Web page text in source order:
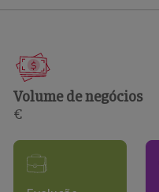
Volume de negócios
€